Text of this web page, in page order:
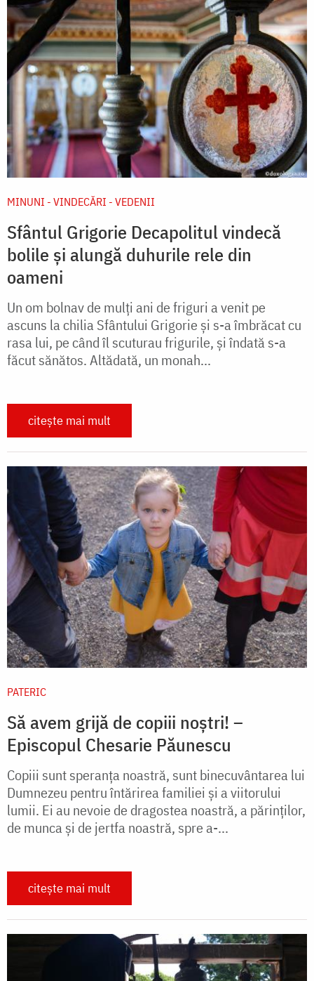
MINUNI - VINDECĂRI - VEDENII
Sfântul Grigorie Decapolitul vindecă
bolile și alungă duhurile rele din
oameni
Un om bolnav de mulţi ani de friguri a venit pe
ascuns la chilia Sfântului Grigorie şi s-a îmbrăcat cu
rasa lui, pe când îl scuturau frigurile, şi îndată s-a
făcut sănătos. Altădată, un monah...
citește mai mult
PATERIC
Să avem grijă de copiii noștri! –
Episcopul Chesarie Păunescu
Copiii sunt speranţa noastră, sunt binecuvântarea lui
Dumnezeu pentru întărirea familiei şi a viitorului
lumii. Ei au nevoie de dragostea noastră, a părinţilor,
de munca şi de jertfa noastră, spre a-...
citește mai mult